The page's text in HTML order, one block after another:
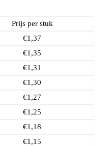
Prijs per stuk
€1,37
€1,35
€1,31
€1,30
€1,27
€1,25
€1,18
€1,15